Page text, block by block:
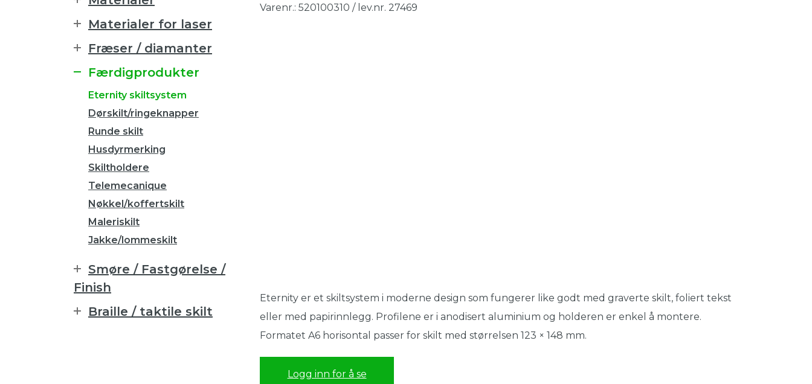
Varenr.: 520100310 / lev.nr. 27469
Eternity er et skiltsystem i moderne design som fungerer like godt med graverte skilt, foliert tekst
eller med papirinnlegg. Profilene er i anodisert aluminium og holderen er enkel å montere.
Formatet A6 horisontal passer for skilt med størrelsen 123 × 148 mm.
Logg inn for å se
Materialer for laser
Fræser / diamanter
Færdigprodukter
Eternity skiltsystem
Dørskilt/ringeknapper
Runde skilt
Husdyrmerking
Skiltholdere
Telemecanique
Nøkkel/koffertskilt
Maleriskilt
Jakke/lommeskilt
Smøre / Fastgørelse /
Finish
Braille / taktile skilt